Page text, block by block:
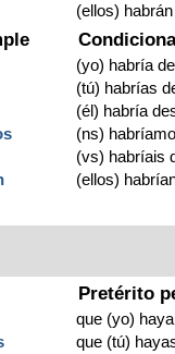
(ellos)
(yo) habría
(tú) habrías
(él) habría
(ns)
(vs) habríais
(ellos)
Pretérito
que (yo)
que (tú)